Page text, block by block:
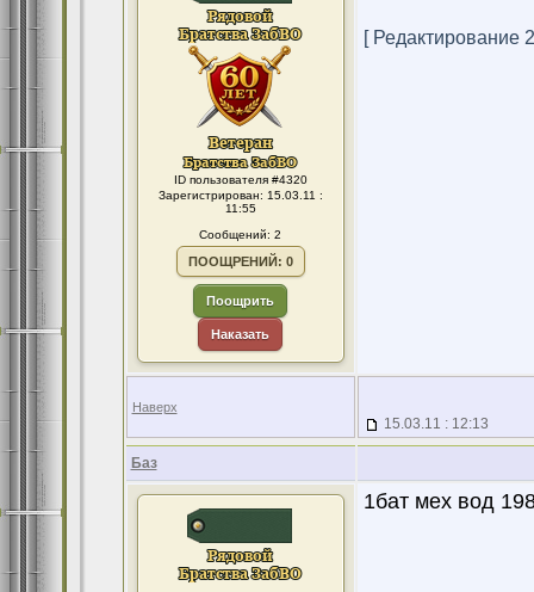
ID пользователя #4320
Зарегистрирован: 15.03.11 :
11:55
Сообщений: 2
ПООЩРЕНИЙ: 0
Поощрить
Наказать
[ Редактирование
Наверх
15.03.11 : 12:13
Баз
1бат мех вод